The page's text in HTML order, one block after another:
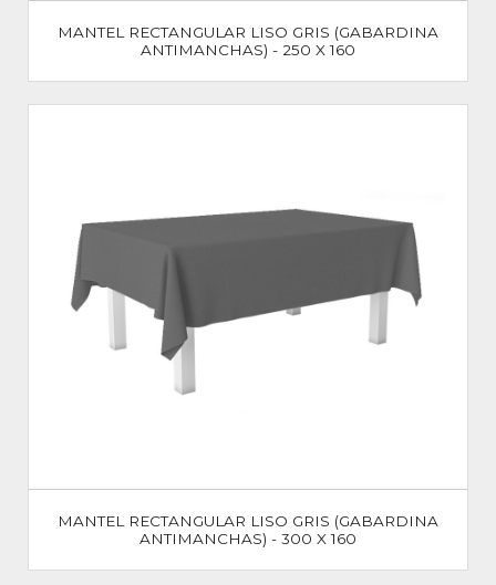
MANTEL RECTANGULAR LISO GRIS (GABARDINA
ANTIMANCHAS) - 250 X 160
MANTEL RECTANGULAR LISO GRIS (GABARDINA
ANTIMANCHAS) - 300 X 160